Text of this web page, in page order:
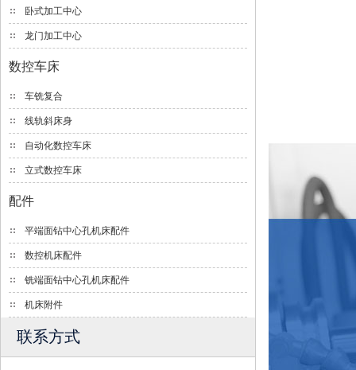
卧式加工中心
龙门加工中心
数控车床
车铣复合
线轨斜床身
自动化数控车床
立式数控车床
配件
平端面钻中心孔机床配件
数控机床配件
铣端面钻中心孔机床配件
机床附件
联系方式